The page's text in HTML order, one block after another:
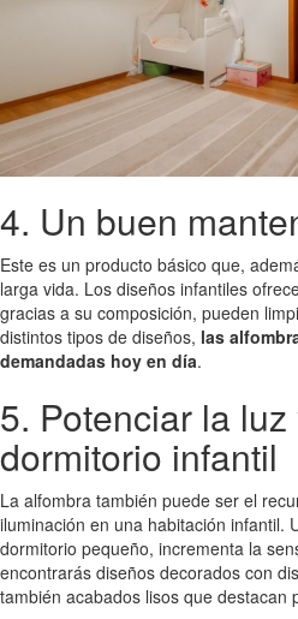
4. Un buen
Este es un producto básico que,
larga vida. Los diseños infantiles
gracias a su composición, pueden
distintos tipos de diseños, las
demandadas hoy en día.
5. Potenciar la
dormitorio infantil
La alfombra también puede ser el
iluminación en una habitación infantil.
dormitorio pequeño, incrementa la
encontrarás diseños decorados con
también acabados lisos que destacan